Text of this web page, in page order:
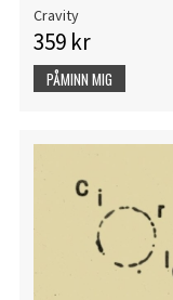
Cravity
359 kr
PÅMINN MIG